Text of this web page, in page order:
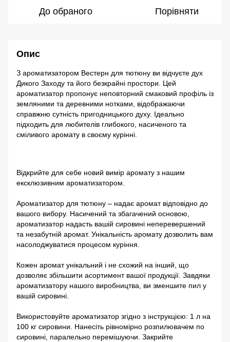
До обраного Порівняти
Опис
З ароматизатором Вестерн для тютюну ви відчуєте дух
Дикого Заходу та його безкрайні простори. Цей
ароматизатор пропонує неповторний смаковий профіль із
земляними та деревними нотками, відображаючи
справжню сутність пригодницького духу. Ідеально
підходить для любителів глибокого, насиченого та
сміливого аромату в своєму курінні.
Відкрийте для себе новий вимір аромату з нашим
ексклюзивним ароматизатором.
Ароматизатор для тютюну – надає аромат відповідно до
вашого вибору. Насичений та збагачений основою,
ароматизатор надасть вашій сировині неперевершений
та незабутній аромат. Унікальність аромату дозволить вам
насолоджуватися процесом куріння.
Кожен аромат унікальний і не схожий на інший, що
дозволяє збільшити асортимент вашої продукції. Завдяки
ароматизатору нашого виробництва, ви зменшите пил у
вашій сировині.
Використовуйте ароматизатор згідно з інструкцією: 1 л на
100 кг сировини. Нанесіть рівномірно розпилювачем по
сировині, паралельно перемішуючи. Закрийте